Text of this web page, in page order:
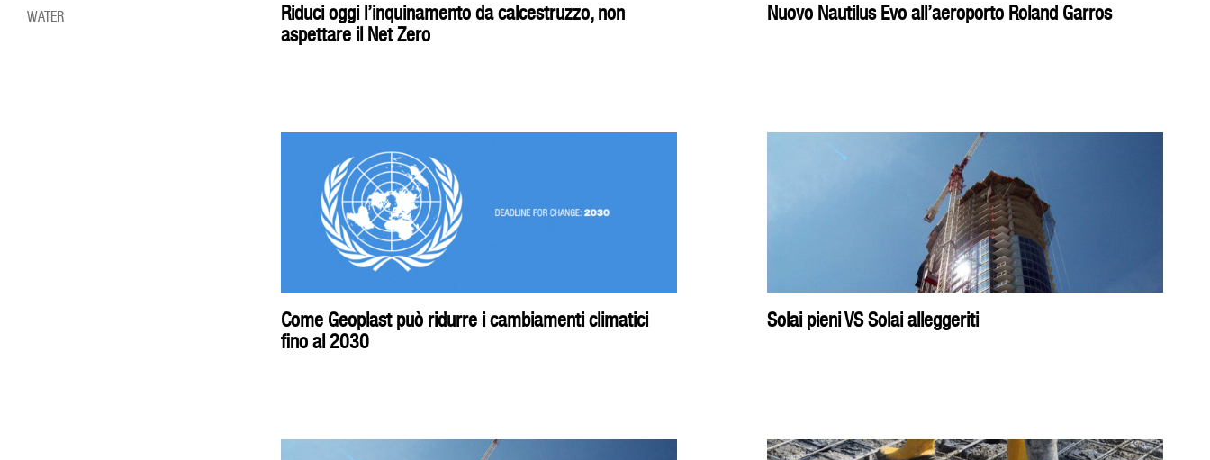
Riduci oggi l’inquinamento da calcestruzzo, non
aspettare il Net Zero
Nuovo Nautilus Evo all’aeroporto Roland Garros
Come Geoplast può ridurre i cambiamenti climatici
fino al 2030
Solai pieni VS Solai alleggeriti
WATER